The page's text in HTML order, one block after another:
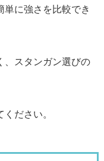
に強さを比較でき
、スタンガン選びの
ださい。